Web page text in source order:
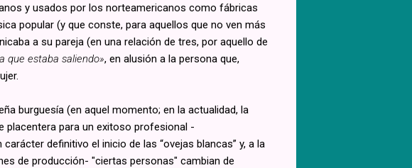
y usados por los norteamericanos como fábricas
popular (y que conste, para aquellos que no ven más
a su pareja (en una relación de tres, por aquello de
que estaba saliendo», en alusión a la persona que,
burguesía (en aquel momento; en la actualidad, la
placentera para un exitoso profesional -
definitivo el inicio de las “ovejas blancas” y, a la
de producción- "ciertas personas" cambian de